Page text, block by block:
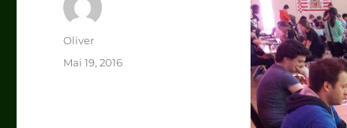
Autor
Oliver
Veröffentlicht
Mai 19, 2016